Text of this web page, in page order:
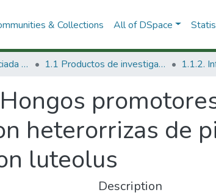
& Collections All of DSpace
1. Investigación Financiada con Recursos Públicos 1.1 Productos de investigación 1.1.2.
Hongos
heterorrizas de
luteolus
Description